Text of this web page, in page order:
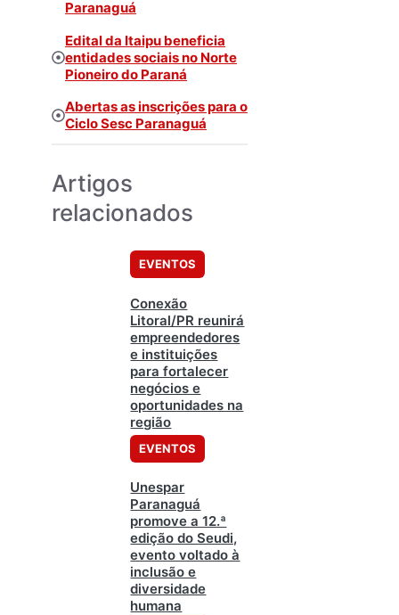
Paranaguá
Edital da Itaipu beneficia
entidades sociais no Norte
Pioneiro do Paraná
Abertas as inscrições para o
Ciclo Sesc Paranaguá
Artigos
relacionados
EVENTOS
Conexão
Litoral/PR reunirá
empreendedores
e instituições
para fortalecer
negócios e
oportunidades na
região
EVENTOS
Unespar
Paranaguá
promove a 12.ª
edição do Seudi,
evento voltado à
inclusão e
diversidade
humana